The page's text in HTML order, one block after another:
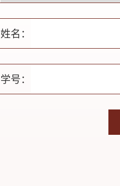
姓名：
学号：